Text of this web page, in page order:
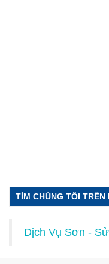
TÌM CHÚNG TÔI TRÊN
Dịch Vụ Sơn -